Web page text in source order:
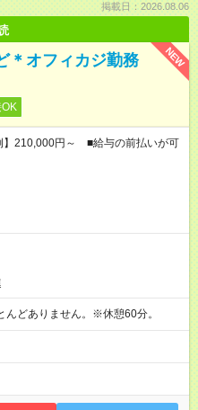
掲載日：2026.08.06
NEW
＊オフィカジ勤務
210,000円～ ■給与の前払いが可
どありません。※休憩60分。